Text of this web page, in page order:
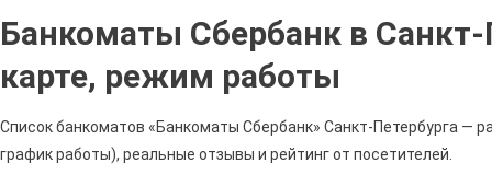
Банкоматы Сбербанк в Санкт-
карте, режим работы
Список банкоматов «Банкоматы Сбербанк» Санкт-Петербурга —
график работы), реальные отзывы и рейтинг от посетителей.